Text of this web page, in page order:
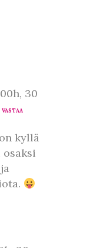
30
VASTAA
kyllä